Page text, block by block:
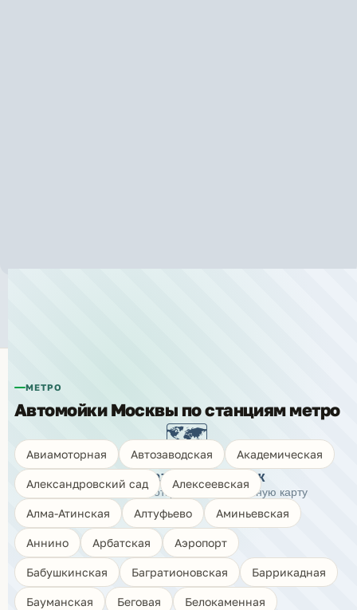
🗺️
Показать карту моек
Нажмите, чтобы открыть интерактивную карту
МЕТРО
Автомойки Москвы по станциям метро
Авиамоторная Автозаводская Академическая
Александровский сад Алексеевская
Алма-Атинская Алтуфьево Аминьевская
Аннино Арбатская Аэропорт
Бабушкинская Багратионовская Баррикадная
Бауманская Беговая Белокаменная